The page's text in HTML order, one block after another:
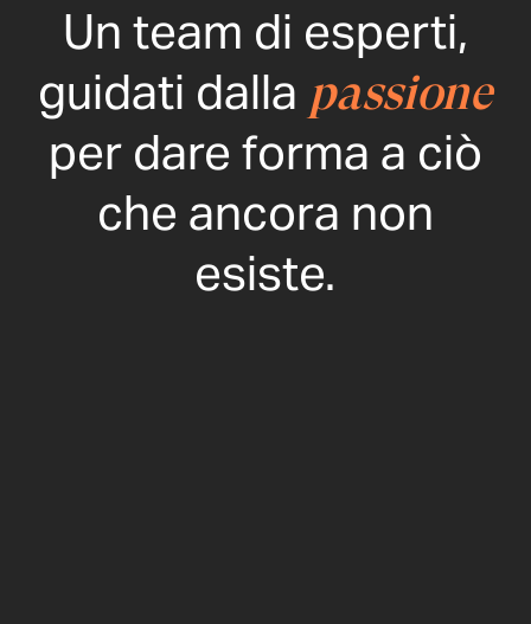
Un team di esperti,
guidati dalla passione
per dare forma a ciò
che ancora non
esiste.